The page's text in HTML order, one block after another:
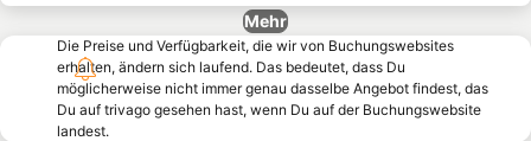
Mehr
Die Preise und Verfügbarkeit, die wir von Buchungswebsites
erhalten, ändern sich laufend. Das bedeutet, dass Du
möglicherweise nicht immer genau dasselbe Angebot findest, das
Du auf trivago gesehen hast, wenn Du auf der Buchungswebsite
landest.